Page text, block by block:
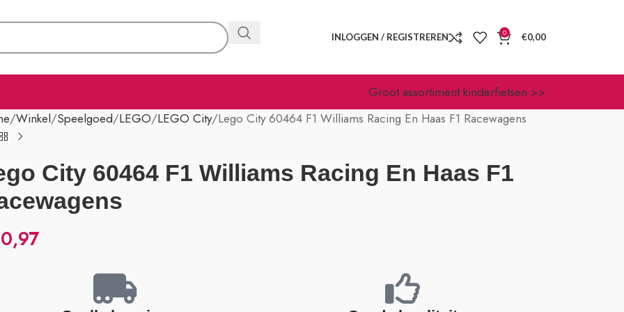
INLOGGEN / REGISTREREN 0 €0,00
Groot assortiment kinderfietsen >>
Winkel Speelgoed LEGO LEGO City Lego City 60464 F1 Williams Racing En Haas F1 Racewagens
City 60464 F1 Williams Racing En Haas F1